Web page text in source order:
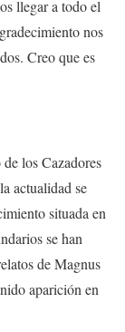
llegar a todo el
nos
Creo que es
los Cazadores
actualidad se
situada en
se han
de Magnus
aparición en